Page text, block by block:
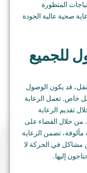
المتطورة
صحية عالية الجودة
للجميع
قد يكون الوصول
خاص. تعمل الرعاية
تقديم الرعاية
من خلال القضاء على
تضمن الرعاية
مشاكل في الحركة لا
إليها.